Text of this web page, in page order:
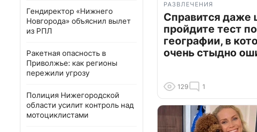
Гендиректор «Нижнего
Новгорода» объяснил вылет
из РПЛ
Ракетная опасность в
Приволжье: как регионы
пережили угрозу
Полиция Нижегородской
области усилит контроль над
мотоциклистами
РАЗВЛЕЧЕНИЯ
Справится даже
пройдите тест по
географии, в
очень стыдно
129 1